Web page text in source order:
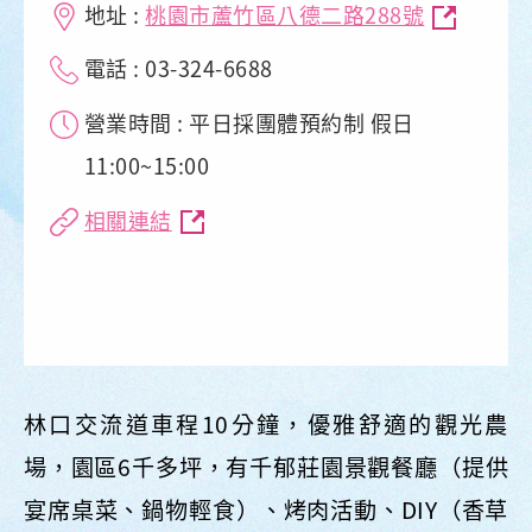
地址 :桃園市蘆竹區八德二路288號
電話 : 03-324-6688
營業時間 : 平日採團體預約制 假日
11:00~15:00
相關連結
林口交流道車程10分鐘，優雅舒適的觀光農
場，園區6千多坪，有千郁莊園景觀餐廳（提供
宴席桌菜、鍋物輕食）、烤肉活動、DIY（香草